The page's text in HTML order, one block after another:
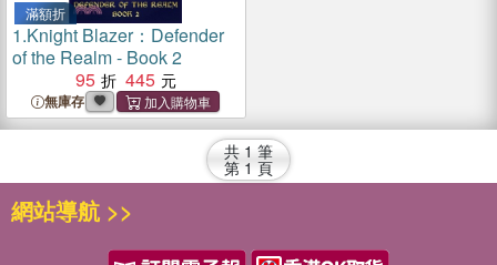
滿額折
1.Knight Blazer：Defender
of the Realm - Book 2
95
445
無庫存
共 1 筆
第 1 頁
網站導航 >>